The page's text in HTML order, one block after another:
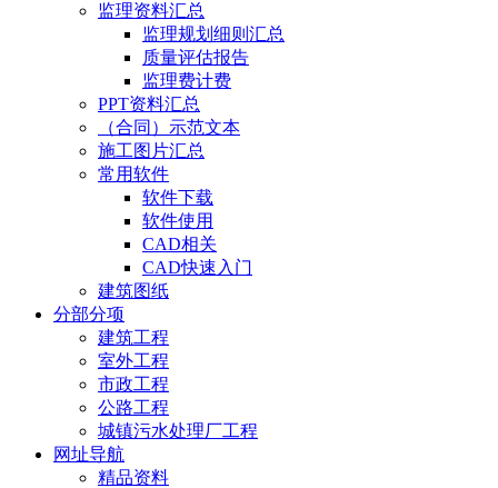
监理资料汇总
监理规划细则汇总
质量评估报告
监理费计费
PPT资料汇总
（合同）示范文本
施工图片汇总
常用软件
软件下载
软件使用
CAD相关
CAD快速入门
建筑图纸
分部分项
建筑工程
室外工程
市政工程
公路工程
城镇污水处理厂工程
网址导航
精品资料